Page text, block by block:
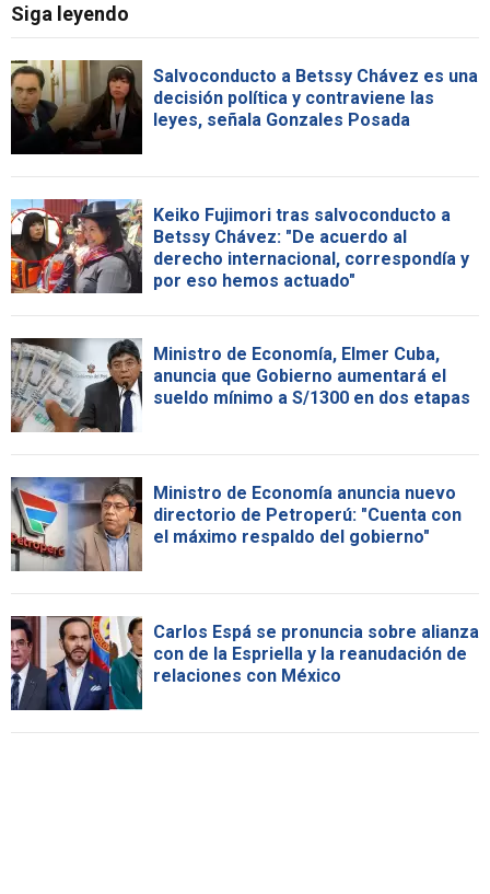
Siga leyendo
Salvoconducto a Betssy Chávez es una
decisión política y contraviene las
leyes, señala Gonzales Posada
Keiko Fujimori tras salvoconducto a
Betssy Chávez: "De acuerdo al
derecho internacional, correspondía y
por eso hemos actuado"
Ministro de Economía, Elmer Cuba,
anuncia que Gobierno aumentará el
sueldo mínimo a S/1300 en dos etapas
Ministro de Economía anuncia nuevo
directorio de Petroperú: "Cuenta con
el máximo respaldo del gobierno"
Carlos Espá se pronuncia sobre alianza
con de la Espriella y la reanudación de
relaciones con México